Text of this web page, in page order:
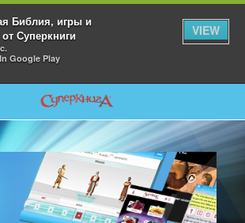
Библия, игры и
Суперкниги
Google Play
VIEW
Return to Content